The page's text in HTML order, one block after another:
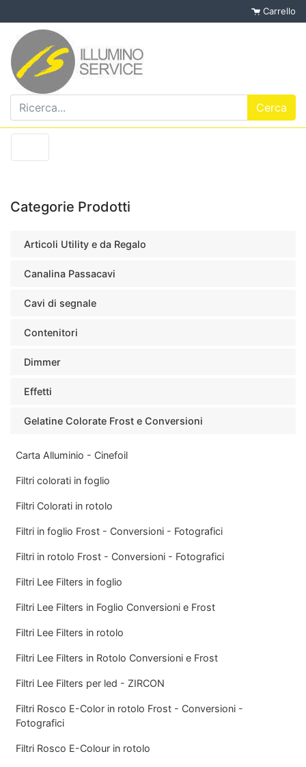
Carrello
Categorie Prodotti
Articoli Utility e da Regalo
Canalina Passacavi
Cavi di segnale
Contenitori
Dimmer
Effetti
Gelatine Colorate Frost e Conversioni
Carta Alluminio - Cinefoil
Filtri colorati in foglio
Filtri Colorati in rotolo
Filtri in foglio Frost - Conversioni - Fotografici
Filtri in rotolo Frost - Conversioni - Fotografici
Filtri Lee Filters in foglio
Filtri Lee Filters in Foglio Conversioni e Frost
Filtri Lee Filters in rotolo
Filtri Lee Filters in Rotolo Conversioni e Frost
Filtri Lee Filters per led - ZIRCON
Filtri Rosco E-Color in rotolo Frost - Conversioni -
Fotografici
Filtri Rosco E-Colour in rotolo